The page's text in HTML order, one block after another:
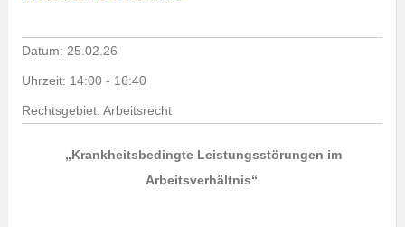
Datum: 25.02.26
Uhrzeit: 14:00 - 16:40
Rechtsgebiet: Arbeitsrecht
„Krankheitsbedingte Leistungsstörungen im
Arbeitsverhältnis“